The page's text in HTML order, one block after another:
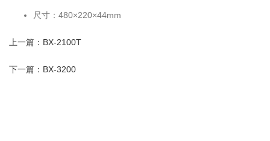
尺寸：480×220×44mm
上一篇：BX-2100T
下一篇：BX-3200